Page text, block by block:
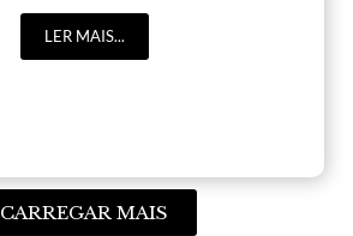
LER MAIS...
CARREGAR MAIS